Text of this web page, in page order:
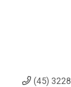
(45)